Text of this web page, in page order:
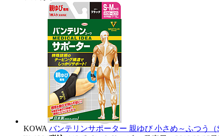
KOWA バンテリンサポーター 親ゆび 小さめ～ふつう（